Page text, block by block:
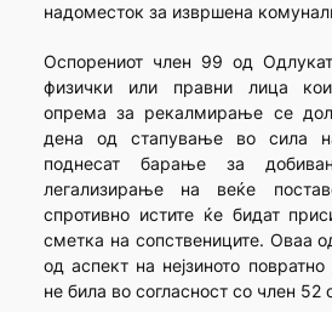
надоместок за извршена
Оспорениот член 99 од
физички или правни лица
опрема за рекалмирање се
дена од стапување во сила
поднесат барање за
легализирање на веќе
спротивно истите ќе бидат
сметка на сопствениците. Оваа
од аспект на нејзиното
не била во согласност со член 52